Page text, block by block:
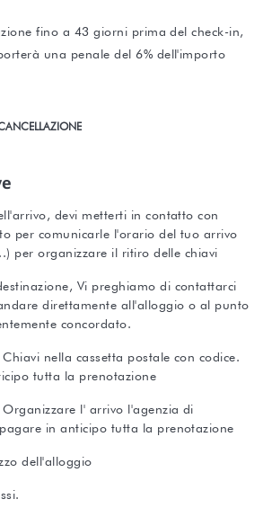
fino a 43 giorni prima del check-in,
una penale del 6% dell'importo
devi metterti in contatto con
per comunicarle l'orario del tuo arrivo
per organizzare il ritiro delle chiavi
Vi preghiamo di contattarci
direttamente all'alloggio o al punto
concordato.
nella cassetta postale con codice.
tutta la prenotazione
l' arrivo l'agenzia di
in anticipo tutta la prenotazione
dell'alloggio